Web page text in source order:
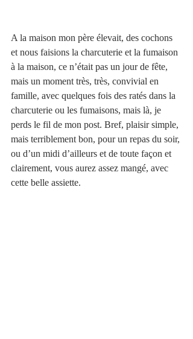
A la maison mon père élevait, des cochons
et nous faisions la charcuterie et la fumaison
à la maison, ce n’était pas un jour de fête,
mais un moment très, très, convivial en
famille, avec quelques fois des ratés dans la
charcuterie ou les fumaisons, mais là, je
perds le fil de mon post. Bref, plaisir simple,
mais terriblement bon, pour un repas du soir,
ou d’un midi d’ailleurs et de toute façon et
clairement, vous aurez assez mangé, avec
cette belle assiette.